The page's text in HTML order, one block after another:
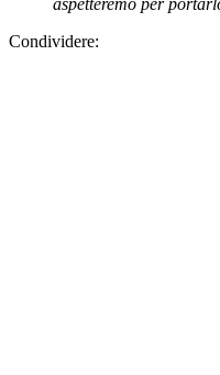
aspetteremo per
Condividere: